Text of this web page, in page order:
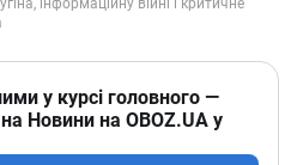
у курсі головного —
Новини на OBOZ.UA у